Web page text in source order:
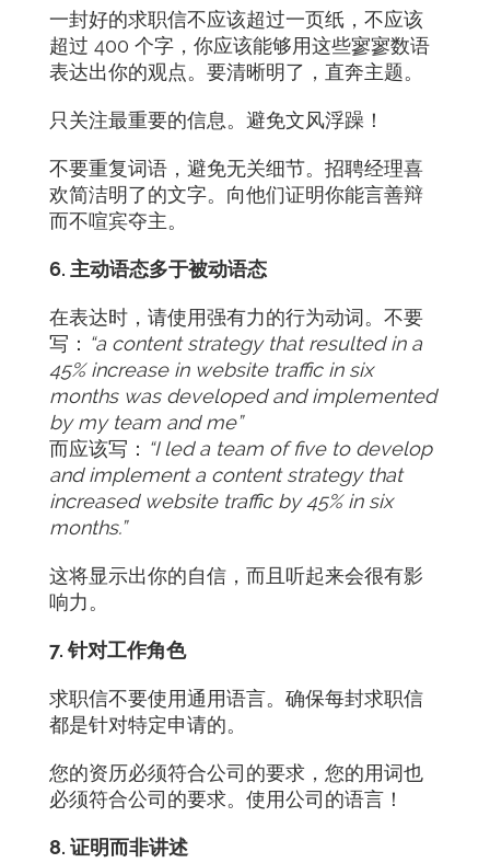
一封好的求职信不应该超过一页纸，不应该
超过 400 个字，你应该能够用这些寥寥数语
表达出你的观点。要清晰明了，直奔主题。
只关注最重要的信息。避免文风浮躁！
不要重复词语，避免无关细节。招聘经理喜
欢简洁明了的文字。向他们证明你能言善辩
而不喧宾夺主。
6. 主动语态多于被动语态
在表达时，请使用强有力的行为动词。不要
写： “a content strategy that resulted in a
45% increase in website traffic in six
months was developed and implemented
by my team and me”
而应该写： “I led a team of five to develop
and implement a content strategy that
increased website traffic by 45% in six
months.”
这将显示出你的自信，而且听起来会很有影
响力。
7. 针对工作角色
求职信不要使用通用语言。确保每封求职信
都是针对特定申请的。
您的资历必须符合公司的要求，您的用词也
必须符合公司的要求。使用公司的语言！
8. 证明而非讲述